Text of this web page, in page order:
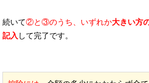
続いて②と③のうち、いずれか大きい方
記入 して完了です。